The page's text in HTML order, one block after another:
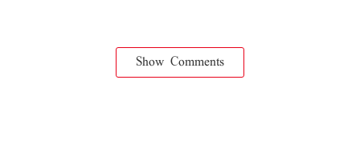
Show Comments